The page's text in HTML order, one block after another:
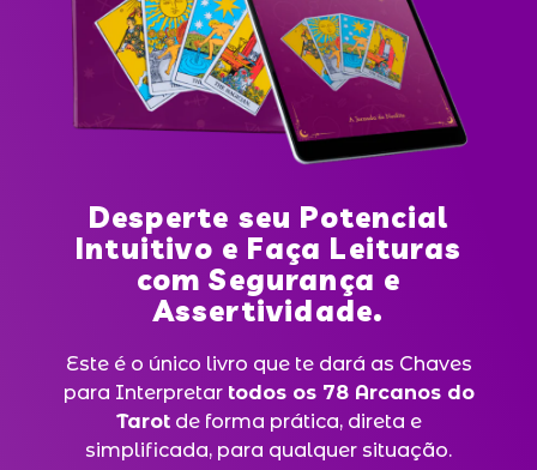
Desperte seu Potencial
Intuitivo e Faça Leituras
com Segurança e
Assertividade.
Este é o único livro que te dará as Chaves
para Interpretar todos os 78 Arcanos do
Tarotde forma prática, direta e
simplificada, para qualquer situação.